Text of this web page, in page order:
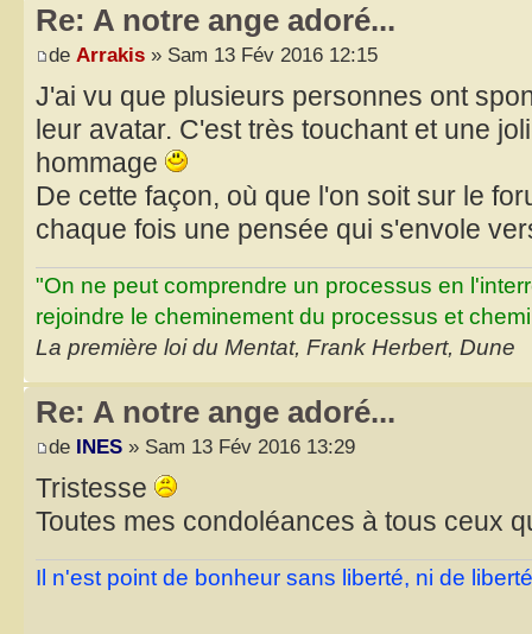
Re: A notre ange adoré...
de Arrakis » Sam 13 Fév 2016 12:15
J'ai vu que plusieurs personnes ont
leur avatar. C'est très touchant et une
hommage
De cette façon, où que l'on soit sur le
chaque fois une pensée qui s'envole
"On ne peut comprendre un processus en
rejoindre le cheminement du processus et
La première loi du Mentat, Frank Herbert, Dune
Re: A notre ange adoré...
de INES » Sam 13 Fév 2016 13:29
Tristesse
Toutes mes condoléances à tous ceux
Il n'est point de bonheur sans liberté, ni de